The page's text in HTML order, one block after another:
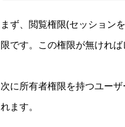
まず、閲覧権限(セッション
限です。この権限が無けれ
次に所有者権限を持つユー
れます。